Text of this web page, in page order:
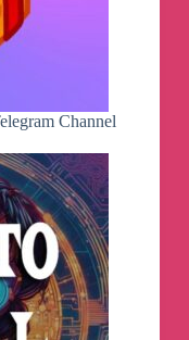
Channel